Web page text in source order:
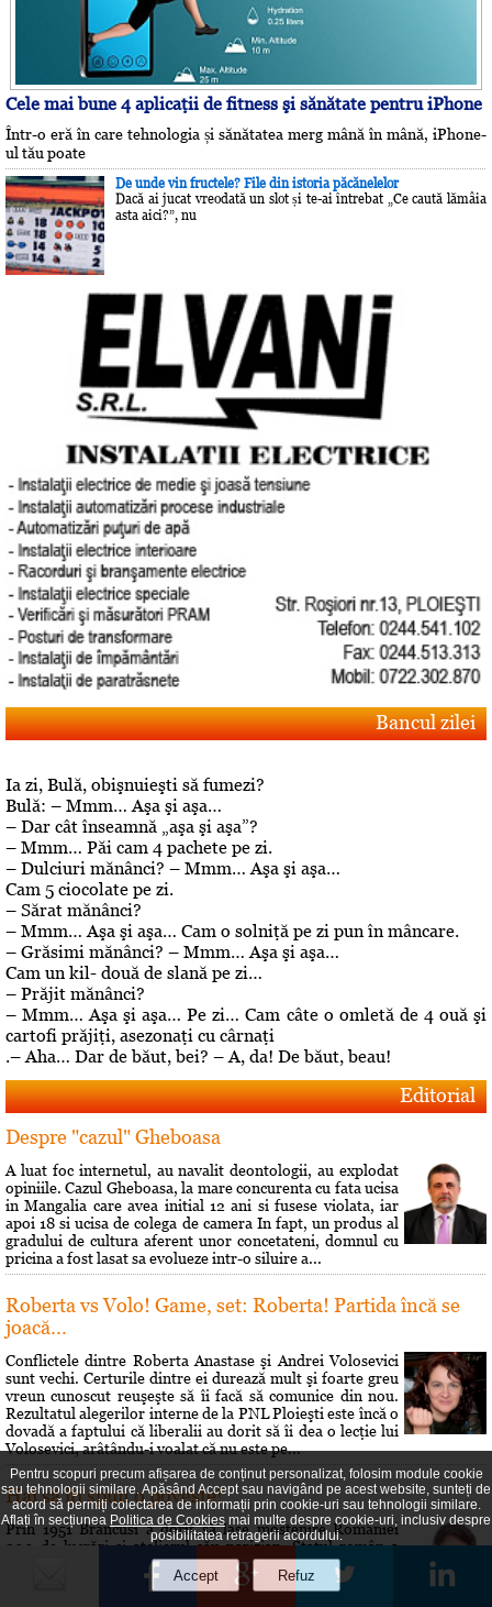
Cele mai bune 4 aplicaţii de fitness şi sănătate pentru iPhone
Într-o eră în care tehnologia și sănătatea merg mână în mână, iPhone-
ul tău poate
De unde vin fructele? File din istoria păcănelelor
Dacă ai jucat vreodată un slot și te-ai întrebat „Ce caută lămâia
asta aici?”, nu
Bancul zilei
Ia zi, Bulă, obişnuieşti să fumezi?
Bulă: – Mmm… Aşa şi aşa…
– Dar cât înseamnă „aşa şi aşa”?
– Mmm… Păi cam 4 pachete pe zi.
– Dulciuri mănânci? – Mmm… Aşa şi aşa…
Cam 5 ciocolate pe zi.
– Sărat mănânci?
– Mmm… Aşa şi aşa… Cam o solniţă pe zi pun în mâncare.
– Grăsimi mănânci? – Mmm… Aşa şi aşa…
Cam un kil- două de slană pe zi…
– Prăjit mănânci?
– Mmm… Aşa şi aşa… Pe zi… Cam câte o omletă de 4 ouă şi
cartofi prăjiţi, asezonaţi cu cârnaţi
.– Aha… Dar de băut, bei? – A, da! De băut, beau!
Editorial
Despre "cazul" Gheboasa
A luat foc internetul, au navalit deontologii, au explodat
opiniile. Cazul Gheboasa, la mare concurenta cu fata ucisa
in Mangalia care avea initial 12 ani si fusese violata, iar
apoi 18 si ucisa de colega de camera In fapt, un produs al
gradului de cultura aferent unor concetateni, domnul cu
pricina a fost lasat sa evolueze intr-o siluire a...
Roberta vs Volo! Game, set: Roberta! Partida încă se
joacă...
Conflictele dintre Roberta Anastase şi Andrei Volosevici
sunt vechi. Certurile dintre ei durează mult şi foarte greu
vreun cunoscut reuşeşte să îi facă să comunice din nou.
Rezultatul alegerilor interne de la PNL Ploieşti este încă o
dovadă a faptului că liberalii au dorit să îi dea o lecţie lui
Volosevici, arâtându-i voalat că nu este pe...
Hai să îţi spun o poveste!
Prin 1951 Brâncusi a dorit să lase mostenire României
200 de lucrări si atelierul său parizian. Statul român a
respins oferta. A fost o sedinţă si s-a decis că Brâncusi nu
poate fi considerat un creator în sculptură pentru că
Pentru scopuri precum afișarea de conținut personalizat, folosim module cookie
sau tehnologii similare. Apăsând Accept sau navigând pe acest website, sunteți de
acord să permiți colectarea de informații prin cookie-uri sau tehnologii similare.
Aflați în secțiunea Politica de Cookiesmai multe despre cookie-uri, inclusiv despre
posibilitatea retragerii acordului.